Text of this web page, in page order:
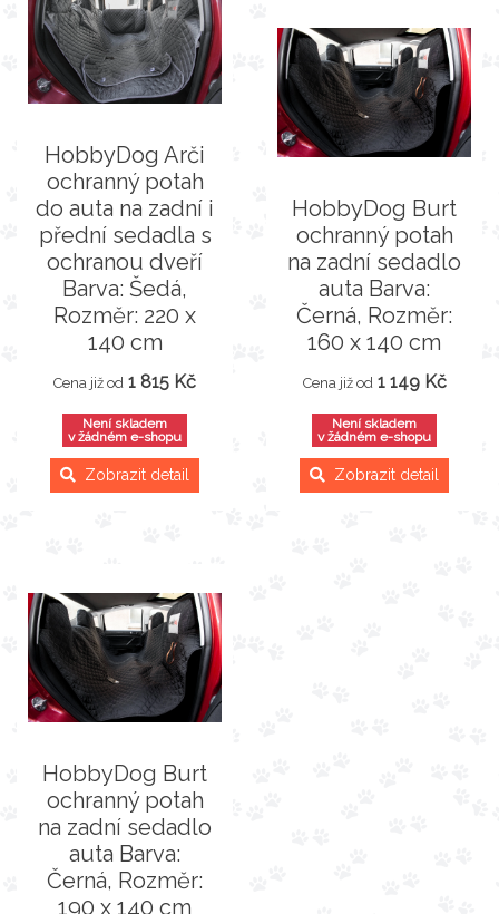
HobbyDog Arči
ochranný potah
do auta na zadní i
přední sedadla s
ochranou dveří
Barva: Šedá,
Rozměr: 220 x
140 cm
Cena již od 1 815 Kč
Není skladem
v žádném e-shopu
Zobrazit detail
HobbyDog Burt
ochranný potah
na zadní sedadlo
auta Barva:
Černá, Rozměr:
160 x 140 cm
Cena již od 1 149 Kč
Není skladem
v žádném e-shopu
Zobrazit detail
HobbyDog Burt
ochranný potah
na zadní sedadlo
auta Barva:
Černá, Rozměr:
190 x 140 cm